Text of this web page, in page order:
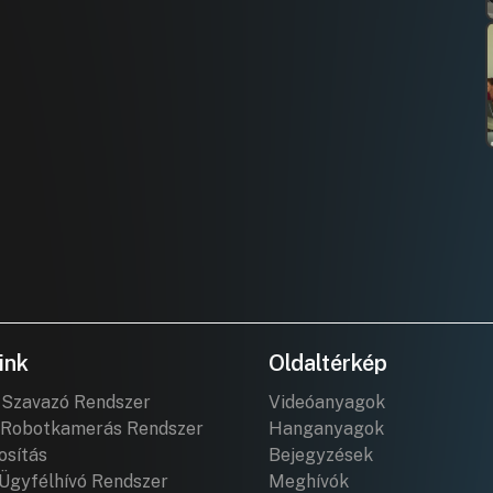
Rendszer
Rendszer
Rendszer
Oldaltérkép
Videóanyagok
Hanganyagok
Bejegyzések
Meghívók